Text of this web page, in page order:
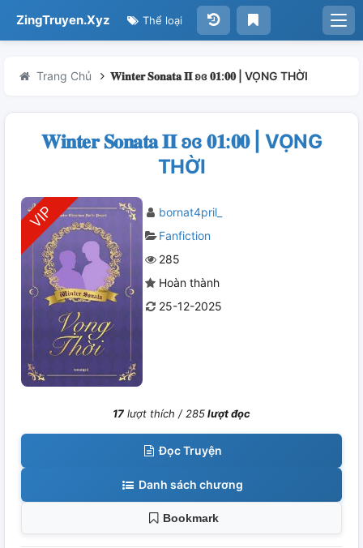
ZingTruyen.Xyz Thể loại
Trang Chủ 𝐖𝐢𝐧𝐭𝐞𝐫 𝐒𝐨𝐧𝐚𝐭𝐚 𝐈𝐈 ʚɞ 𝟎𝟏:𝟎𝟎 | VỌNG THỜI
𝐖𝐢𝐧𝐭𝐞𝐫 𝐒𝐨𝐧𝐚𝐭𝐚 𝐈𝐈 ʚɞ 𝟎𝟏:𝟎𝟎 | VỌNG
THỜI
bornat4pril_
Fanfiction
285
Hoàn thành
25-12-2025
17 lượt thích /285lượt đọc
Đọc Truyện
Danh sách chương
Bookmark